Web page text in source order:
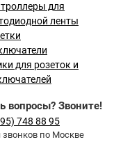
для
ленты
для розеток и
вопросы? Звоните!
748 88 95
по Москве